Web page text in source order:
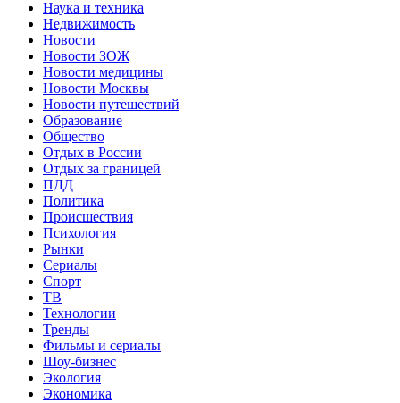
Наука и техника
Недвижимость
Новости
Новости ЗОЖ
Новости медицины
Новости Москвы
Новости путешествий
Образование
Общество
Отдых в России
Отдых за границей
ПДД
Политика
Происшествия
Психология
Рынки
Сериалы
Спорт
ТВ
Технологии
Тренды
Фильмы и сериалы
Шоу-бизнес
Экология
Экономика